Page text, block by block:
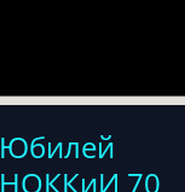
Юбилей
НОККиИ 70